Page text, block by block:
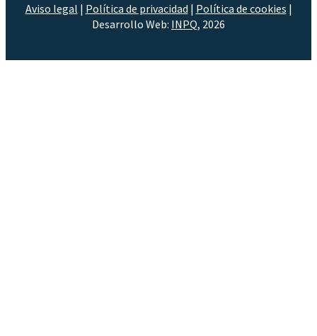
Aviso legal | Política de privacidad | Política de cookies |
Desarrollo Web: INPQ, 2026